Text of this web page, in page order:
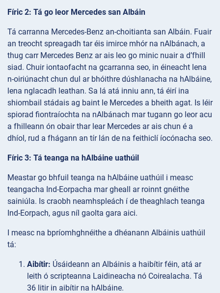
Fíric 2: Tá go leor Mercedes san Albáin
Tá carranna Mercedes-Benz an-choitianta san Albáin. Fuair
an treocht spreagadh tar éis imirce mhór na nAlbánach, a
thug carr Mercedes Benz ar ais leo go minic nuair a d’fhill
siad. Chuir iontaofacht na gcarranna seo, in éineacht lena
n-oiriúnacht chun dul ar bhóithre dúshlanacha na hAlbáine,
lena nglacadh leathan. Sa lá atá inniu ann, tá éirí ina
shiombail stádais ag baint le Mercedes a bheith agat. Is léir
spiorad fiontraíochta na nAlbánach mar tugann go leor acu
a fhilleann ón obair thar lear Mercedes ar ais chun é a
dhíol, rud a fhágann an tír lán de na feithiclí íocónacha seo.
Fíric 3: Tá teanga na hAlbáine uathúil
Meastar go bhfuil teanga na hAlbáine uathúil i measc
teangacha Ind-Eorpacha mar gheall ar roinnt gnéithe
sainiúla. Is craobh neamhspleách í de theaghlach teanga
Ind-Eorpach, agus níl gaolta gara aici.
I measc na bpríomhghnéithe a dhéanann Albáinis uathúil
tá:
Aibítir: Úsáideann an Albáinis a haibítir féin, atá ar
leith ó scripteanna Laidineacha nó Coirealacha. Tá
36 litir in aibítir na hAlbáine.